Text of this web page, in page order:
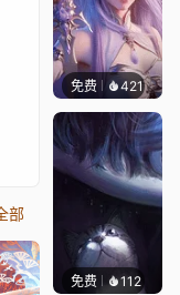
部
免费 421好看
免费 112Asuki